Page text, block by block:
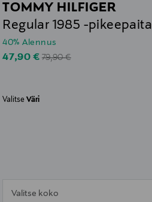
TOMMY HILFIGER
Regular 1985 -pikeepaita
40% Alennus
Discounted Price
47,90 € Original Price
79,90 €
ValitseVäri
Valitse koko